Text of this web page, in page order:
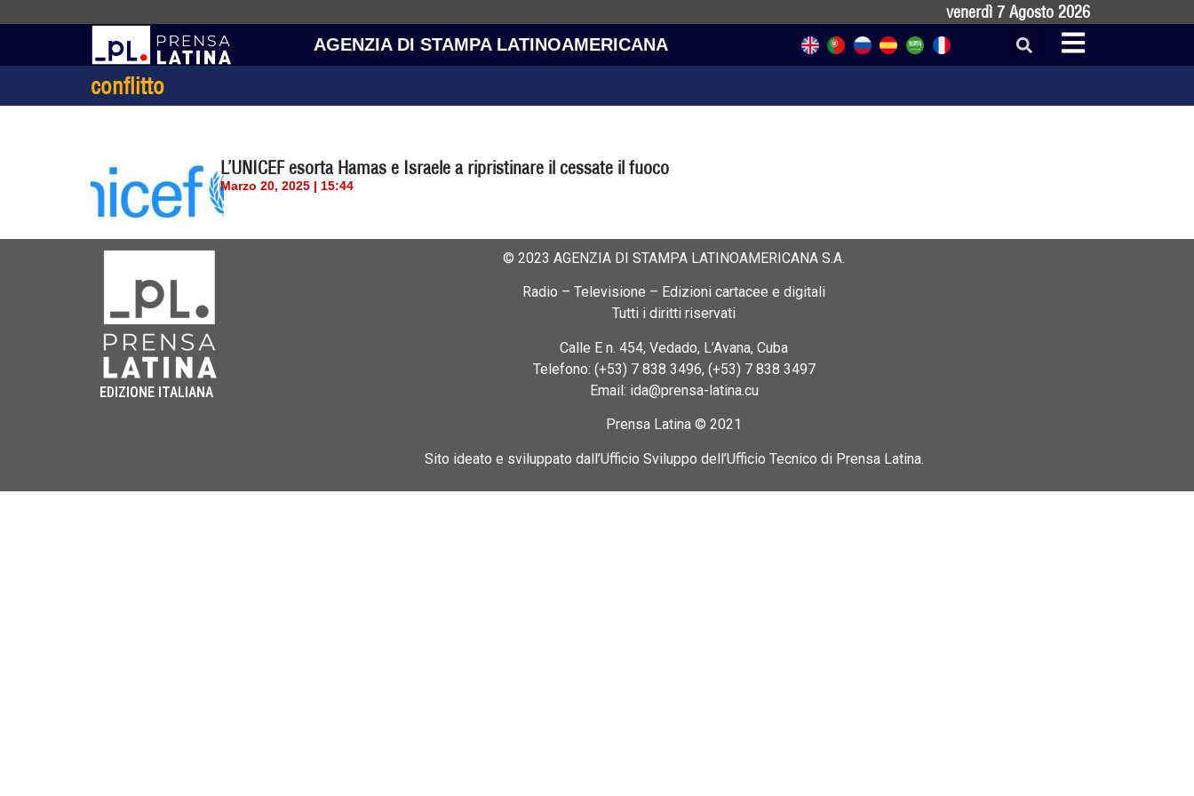
venerdì 7 Agosto 2026
AGENZIA DI STAMPA LATINOAMERICANA
conflitto
L’UNICEF esorta Hamas e Israele a ripristinare il cessate il fuoco
Marzo 20, 2025 | 15:44
EDIZIONE ITALIANA
© 2023 AGENZIA DI STAMPA LATINOAMERICANA S.A.
Radio – Televisione – Edizioni cartacee e digitali
Tutti i diritti riservati
Calle E n. 454, Vedado, L’Avana, Cuba
Telefono: (+53) 7 838 3496, (+53) 7 838 3497
Email: ida@prensa-latina.cu
Prensa Latina © 2021
Sito ideato e sviluppato dall’Ufficio Sviluppo dell’Ufficio Tecnico di Prensa Latina.